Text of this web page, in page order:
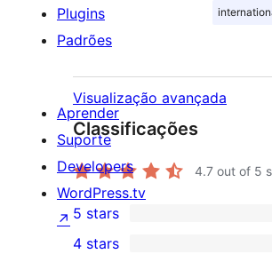
Visualização avançada
Classificações
4.7 out of 5
10
5-
5 stars
4 stars
Plugins
Padrões
Aprender
Suporte
Developers
WordPress.tv
↗